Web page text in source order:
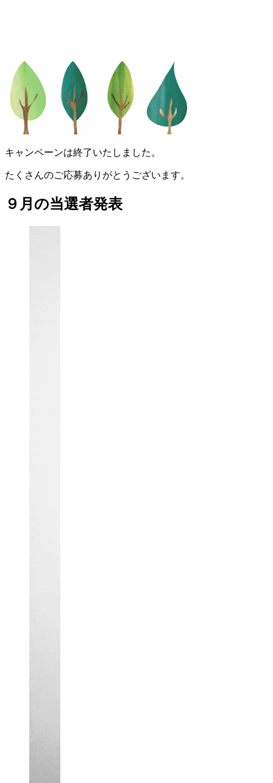
キャンペーンは終了いたしました。
たくさんのご応募ありがとうございます。
９月の当選者発表